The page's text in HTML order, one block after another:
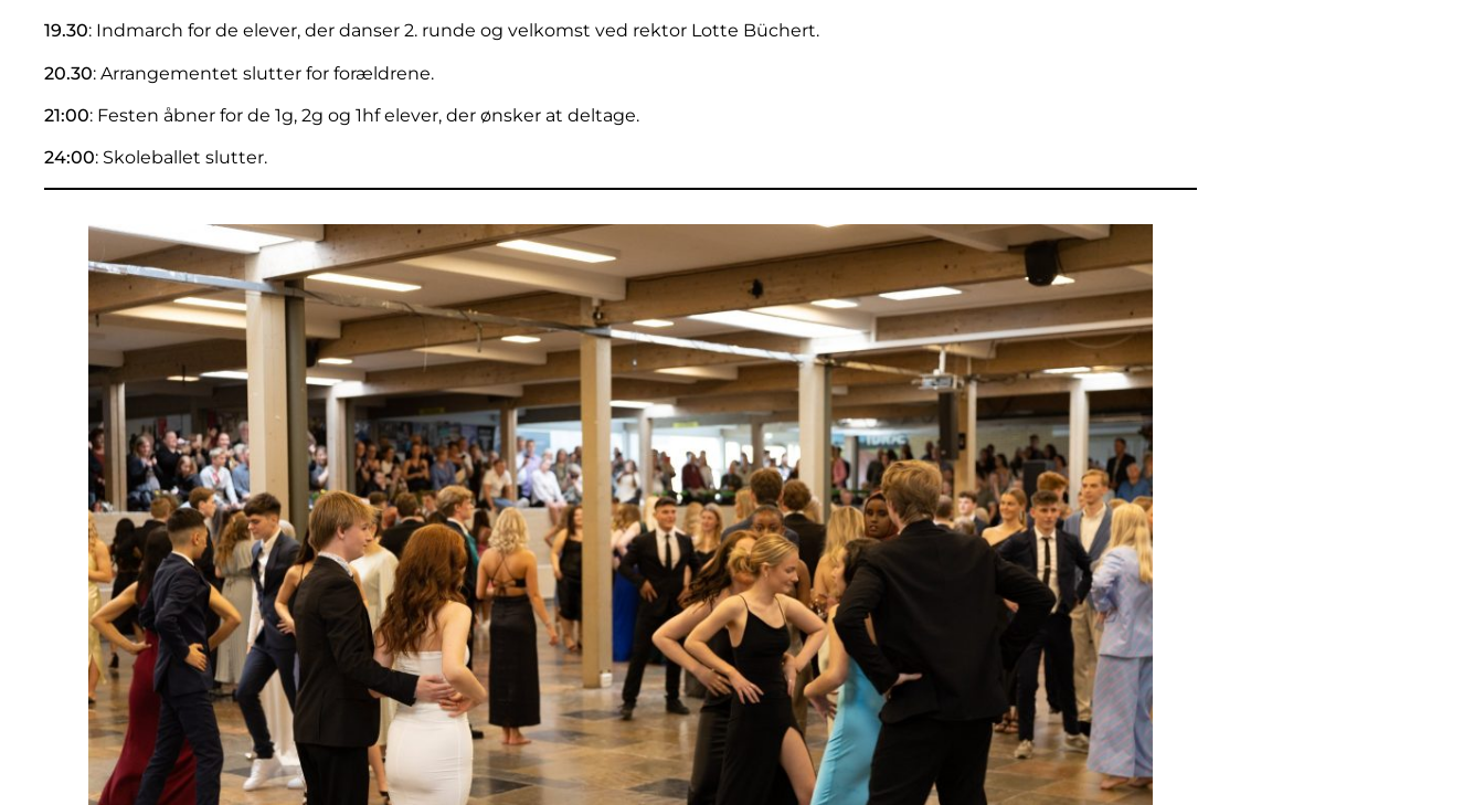
19.30: Indmarch for de elever, der danser 2. runde og velkomst ved rektor Lotte Büchert.
20.30: Arrangementet slutter for forældrene.
21:00: Festen åbner for de 1g, 2g og 1hf elever, der ønsker at deltage.
24:00: Skoleballet slutter.